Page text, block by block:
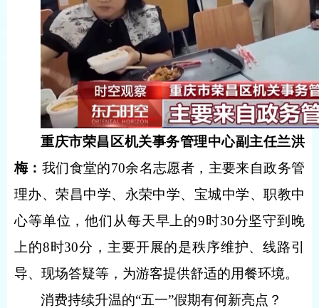
重庆市荣昌区机关事务管理中心副主任兰洪
梅： 我们食堂的70余名志愿者，主要来自政务管
理办、荣昌中学、永荣中学、宝城中学、职教中
心等单位，他们从每天早上的9时30分坚守到晚
上的8时30分，主要开展的是秩序维护、线路引
导、现场答疑等，为游客提供舒适的用餐环境。
消费持续升温的“五一”假期有何新亮点？